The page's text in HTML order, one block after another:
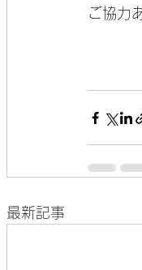
ご協力
最新記事